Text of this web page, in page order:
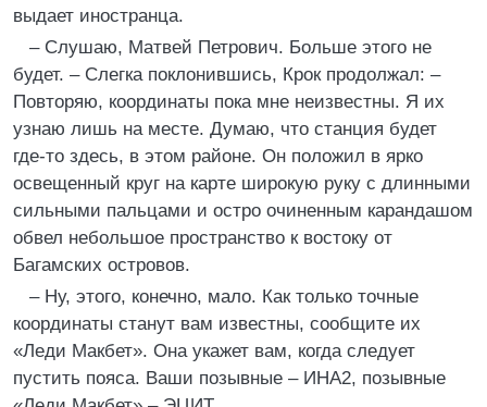
выдает иностранца.
– Слушаю, Матвей Петрович. Больше этого не
будет. – Слегка поклонившись, Крок продолжал: –
Повторяю, координаты пока мне неизвестны. Я их
узнаю лишь на месте. Думаю, что станция будет
где-то здесь, в этом районе. Он положил в ярко
освещенный круг на карте широкую руку с длинными
сильными пальцами и остро очиненным карандашом
обвел небольшое пространство к востоку от
Багамских островов.
– Ну, этого, конечно, мало. Как только точные
координаты станут вам известны, сообщите их
«Леди Макбет». Она укажет вам, когда следует
пустить пояса. Ваши позывные – ИНА2, позывные